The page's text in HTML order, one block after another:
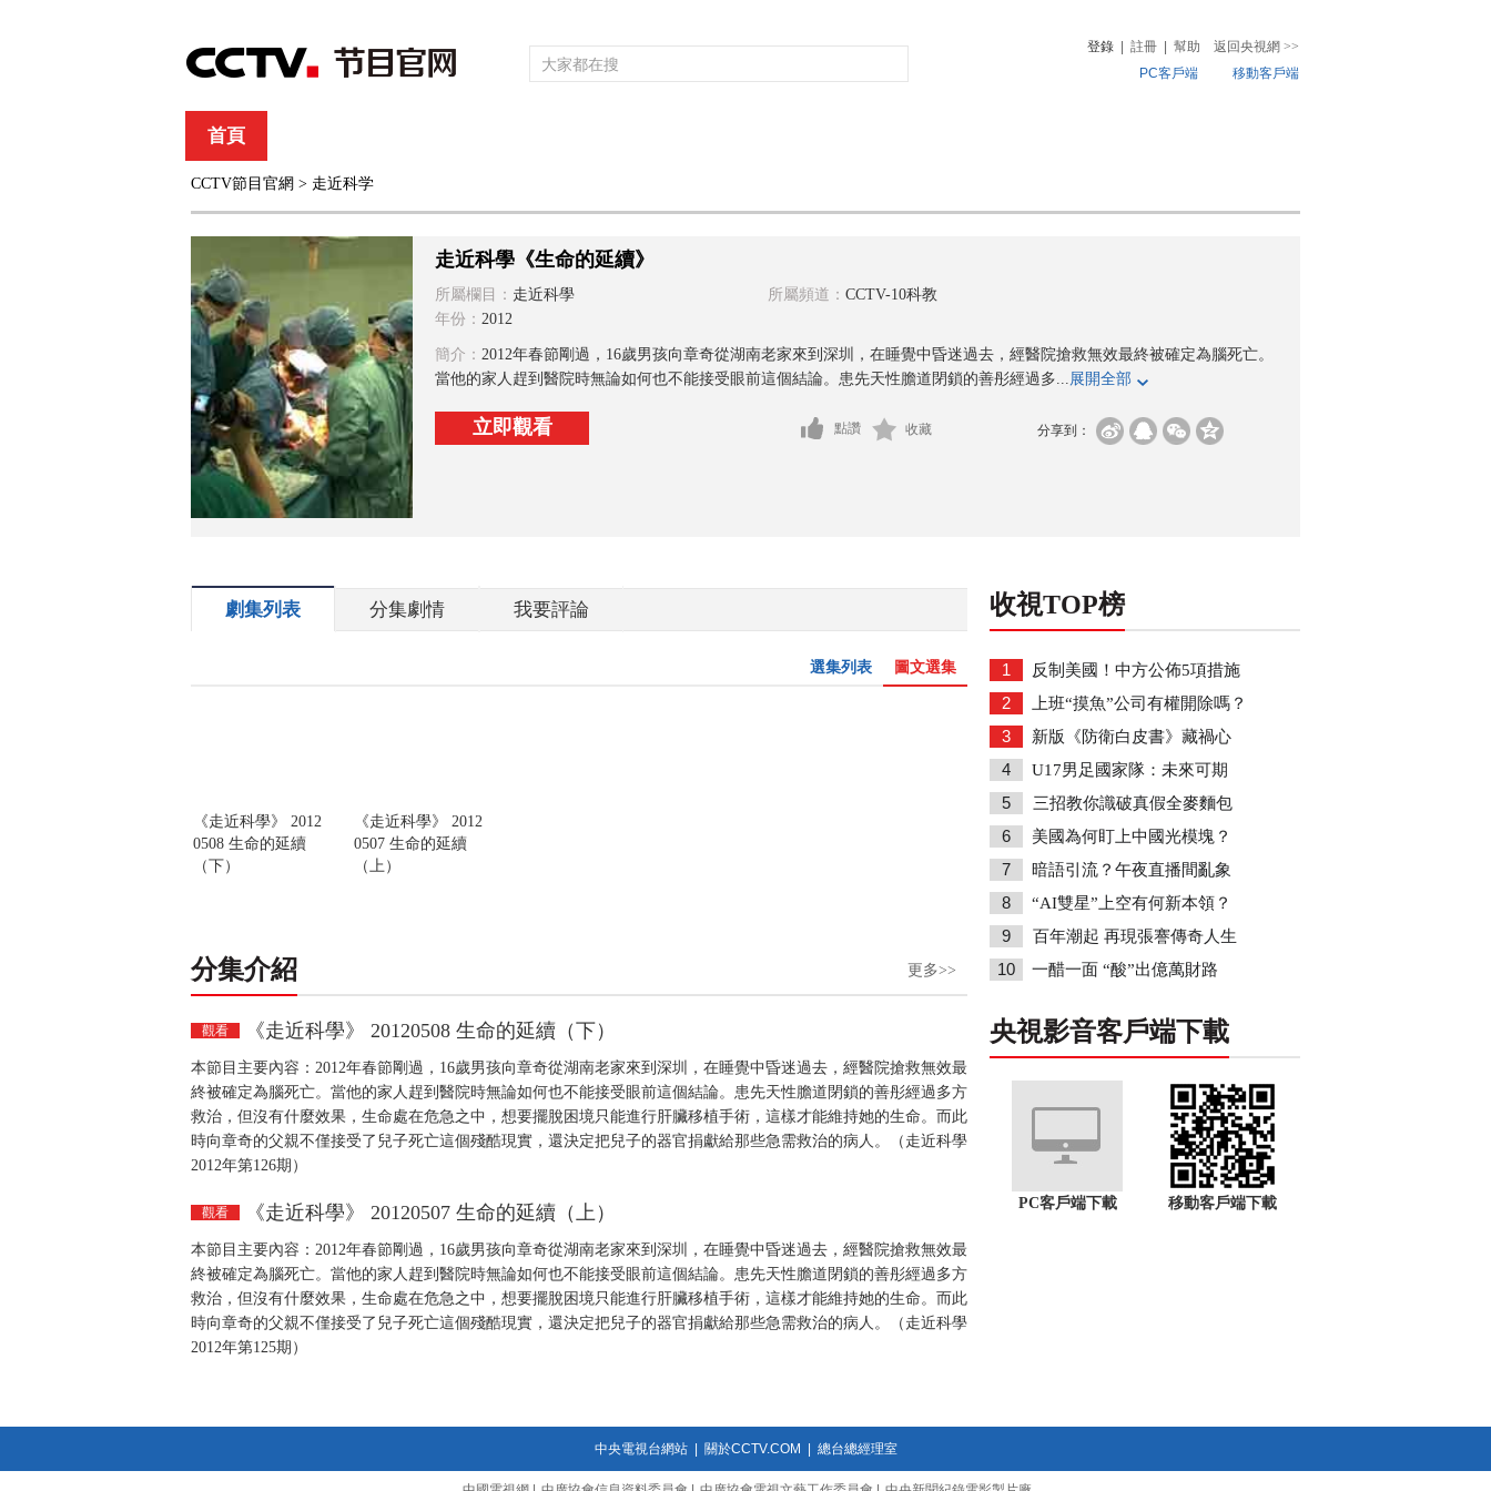
登錄 註冊 幫助 返回央視網 >>
PC客戶端
移動客戶端
首頁
綜合 新聞 財經 綜藝
CCTV節目官網 > 走近科学
走近科學《生命的延續》
所屬欄目： 走近科學 所屬頻道： CCTV-10科教
年份： 2012
簡介： 2012年春節剛過，16歲男孩向章奇從湖南老家來到深圳，在睡覺中昏迷過去，經醫院搶救無效最終被確定為腦死亡。
當他的家人趕到醫院時無論如何也不能接受眼前這個結論。患先天性膽道閉鎖的善彤經過多...展開全部
立即觀看 分享到：
點讚 收藏
劇集列表 分集劇情 我要評論
圖文選集
選集列表
《走近科學》 2012
0508 生命的延續
（下）
《走近科學》 2012
0507 生命的延續
（上）
分集介紹 更多>>
觀看 《走近科學》 20120508 生命的延續（下）
本節目主要內容：2012年春節剛過，16歲男孩向章奇從湖南老家來到深圳，在睡覺中昏迷過去，經醫院搶救無效最
終被確定為腦死亡。當他的家人趕到醫院時無論如何也不能接受眼前這個結論。患先天性膽道閉鎖的善彤經過多方
救治，但沒有什麼效果，生命處在危急之中，想要擺脫困境只能進行肝臟移植手術，這樣才能維持她的生命。而此
時向章奇的父親不僅接受了兒子死亡這個殘酷現實，還決定把兒子的器官捐獻給那些急需救治的病人。（走近科學
2012年第126期）
觀看 《走近科學》 20120507 生命的延續（上）
本節目主要內容：2012年春節剛過，16歲男孩向章奇從湖南老家來到深圳，在睡覺中昏迷過去，經醫院搶救無效最
終被確定為腦死亡。當他的家人趕到醫院時無論如何也不能接受眼前這個結論。患先天性膽道閉鎖的善彤經過多方
救治，但沒有什麼效果，生命處在危急之中，想要擺脫困境只能進行肝臟移植手術，這樣才能維持她的生命。而此
時向章奇的父親不僅接受了兒子死亡這個殘酷現實，還決定把兒子的器官捐獻給那些急需救治的病人。（走近科學
2012年第125期）
收視TOP榜
1 反制美國！中方公佈5項措施
2 上班“摸魚”公司有權開除嗎？
3 新版《防衛白皮書》藏禍心
4 U17男足國家隊：未來可期
5 三招教你識破真假全麥麵包
6 美國為何盯上中國光模塊？
7 暗語引流？午夜直播間亂象
8 “AI雙星”上空有何新本領？
9 百年潮起 再現張謇傳奇人生
10 一醋一面 “酸”出億萬財路
央視影音客戶端下載
PC客戶端下載 移動客戶端下載
中央電視台網站| 關於CCTV.COM 總台總經理室